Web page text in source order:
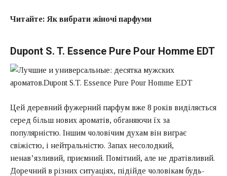
Читайте: Як вибрати жіночі парфуми
Dupont S. T. Essence Pure Pour Homme EDT
Цей деревний фужерний парфум вже 8 років виділяється
серед більш нових ароматів, обганяючи їх за
популярністю. Іншим чоловічим духам він виграє
свіжістю, і нейтральністю. Запах несолодкий,
ненав’язливий, приємний. Помітний, але не дратівливий.
Доречний в різних ситуаціях, підійде чоловікам будь-